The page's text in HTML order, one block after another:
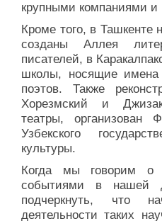
крупными компаниями
Кроме того, в Ташкенте
созданы Аллея
писателей, в
школы, носящие
поэтов. Также
Хорезмский и
театры, организован
Узбекского
культуры.
Когда мы говорим о
событиями в нашей
подчеркнуть, что
деятельности таких